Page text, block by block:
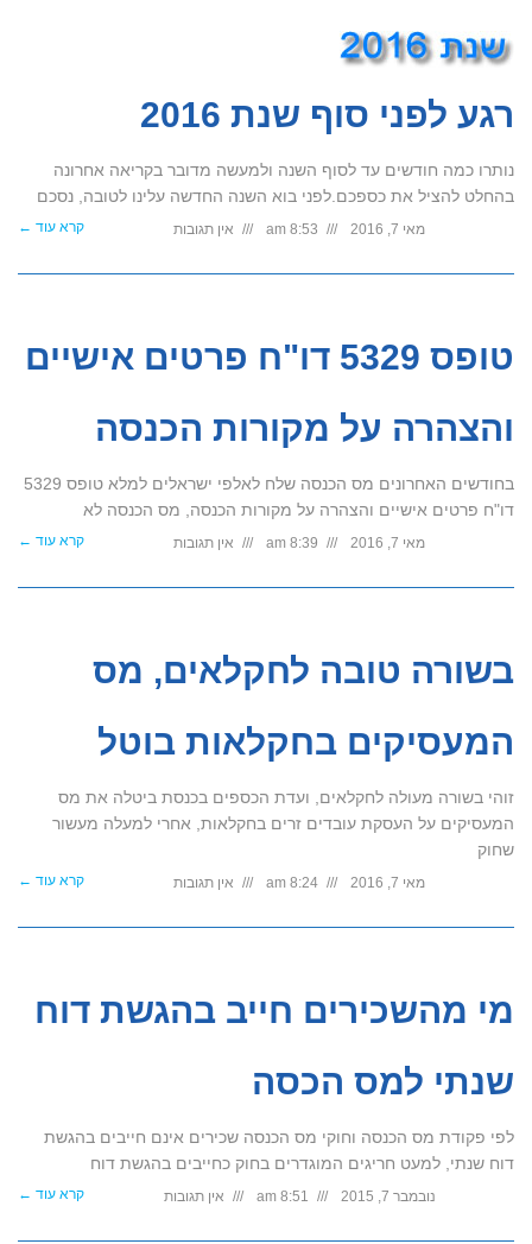
רגע לפני סוף שנת 2016
נותרו כמה חודשים עד לסוף השנה ולמעשה מדובר בקריאה אחרונה
בהחלט להציל את כספכם.לפני בוא השנה החדשה עלינו לטובה, נסכם
מאי 7, 2016 8:53 am אין תגובות קרא עוד ←
טופס 5329 דו"ח פרטים אישיים
והצהרה על מקורות הכנסה
בחודשים האחרונים מס הכנסה שלח לאלפי ישראלים למלא טופס 5329
דו"ח פרטים אישיים והצהרה על מקורות הכנסה, מס הכנסה לא
מאי 7, 2016 8:39 am אין תגובות קרא עוד ←
בשורה טובה לחקלאים, מס
המעסיקים בחקלאות בוטל
זוהי בשורה מעולה לחקלאים, ועדת הכספים בכנסת ביטלה את מס
המעסיקים על העסקת עובדים זרים בחקלאות, אחרי למעלה מעשור
שחוק
מאי 7, 2016 8:24 am אין תגובות קרא עוד ←
מי מהשכירים חייב בהגשת דוח
שנתי למס הכסה
לפי פקודת מס הכנסה וחוקי מס הכנסה שכירים אינם חייבים בהגשת
דוח שנתי, למעט חריגים המוגדרים בחוק כחייבים בהגשת דוח
נובמבר 7, 2015 8:51 am אין תגובות קרא עוד ←